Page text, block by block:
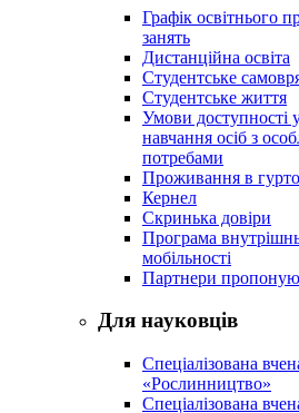
Графік освітнього
занять
Дистанційна освіта
Студентське
Студентське життя
Умови доступності
навчання осіб з
потребами
Проживання в
Кернел
Скринька довіри
Програма
мобільності
Партнери
Для науковців
Спеціалізована
«Рослинництво»
Спеціалізована